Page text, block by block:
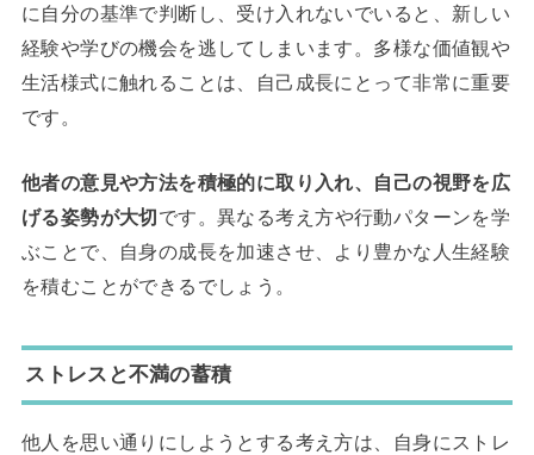
に自分の基準で判断し、受け入れないでいると、新しい
経験や学びの機会を逃してしまいます。多様な価値観や
生活様式に触れることは、自己成長にとって非常に重要
です。
他者の意見や方法を積極的に取り入れ、自己の視野を広
げる姿勢が大切です。異なる考え方や行動パターンを学
ぶことで、自身の成長を加速させ、より豊かな人生経験
を積むことができるでしょう。
ストレスと不満の蓄積
他人を思い通りにしようとする考え方は、自身にストレ